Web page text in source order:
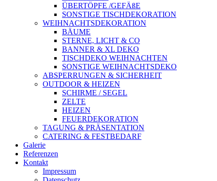
ÜBERTÖPFE /GEFÄßE
SONSTIGE TISCHDEKORATION
WEIHNACHTSDEKORATION
BÄUME
STERNE, LICHT & CO
BANNER & XL DEKO
TISCHDEKO WEIHNACHTEN
SONSTIGE WEIHNACHTSDEKO
ABSPERRUNGEN & SICHERHEIT
OUTDOOR & HEIZEN
SCHIRME / SEGEL
ZELTE
HEIZEN
FEUERDEKORATION
TAGUNG & PRÄSENTATION
CATERING & FESTBEDARF
Galerie
Referenzen
Kontakt
Impressum